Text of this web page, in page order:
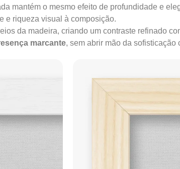
mantém o mesmo efeito de profundidade e
e riqueza visual à composição.
da madeira, criando um contraste refinado
marcante, sem abrir mão da sofisticação